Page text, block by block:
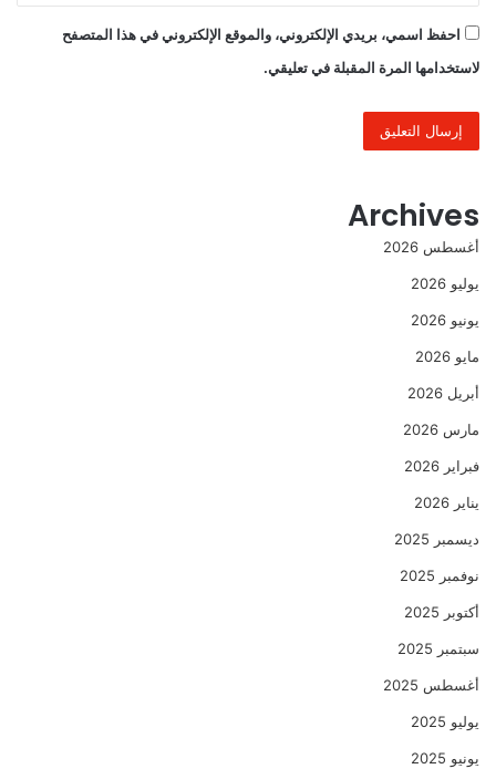
احفظ اسمي، بريدي الإلكتروني، والموقع الإلكتروني في هذا المتصفح
لاستخدامها المرة المقبلة في تعليقي.
Archives
أغسطس 2026
يوليو 2026
يونيو 2026
مايو 2026
أبريل 2026
مارس 2026
فبراير 2026
يناير 2026
ديسمبر 2025
نوفمبر 2025
أكتوبر 2025
سبتمبر 2025
أغسطس 2025
يوليو 2025
يونيو 2025